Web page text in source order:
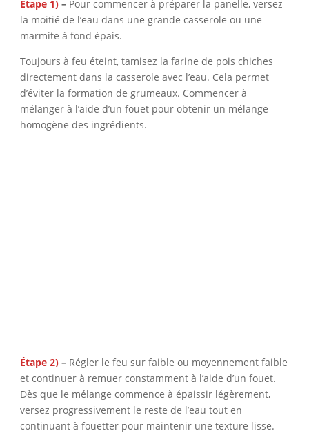
Étape 1) – Pour commencer à préparer la panelle, versez
la moitié de l’eau dans une grande casserole ou une
marmite à fond épais.
Toujours à feu éteint, tamisez la farine de pois chiches
directement dans la casserole avec l’eau. Cela permet
d’éviter la formation de grumeaux. Commencer à
mélanger à l’aide d’un fouet pour obtenir un mélange
homogène des ingrédients.
Étape 2) – Régler le feu sur faible ou moyennement faible
et continuer à remuer constamment à l’aide d’un fouet.
Dès que le mélange commence à épaissir légèrement,
versez progressivement le reste de l’eau tout en
continuant à fouetter pour maintenir une texture lisse.